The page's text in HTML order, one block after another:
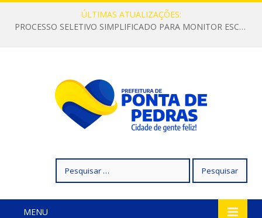
ÚLTIMAS ATUALIZAÇÕES:
PROCESSO SELETIVO SIMPLIFICADO PARA MONITOR ESCOLAR
por:
MENU